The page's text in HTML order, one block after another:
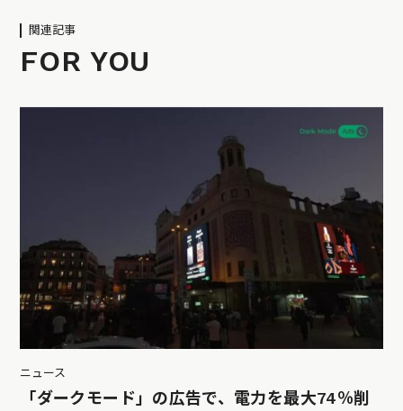
関連記事
FOR YOU
ニュース
「ダークモード」の広告で、電力を最大74％削